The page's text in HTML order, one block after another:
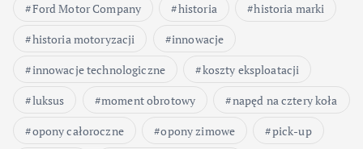
Ford Motor Company
historia
historia marki
historia motoryzacji
innowacje
innowacje technologiczne
koszty eksploatacji
luksus
moment obrotowy
napęd na cztery koła
opony całoroczne
opony zimowe
pick-up